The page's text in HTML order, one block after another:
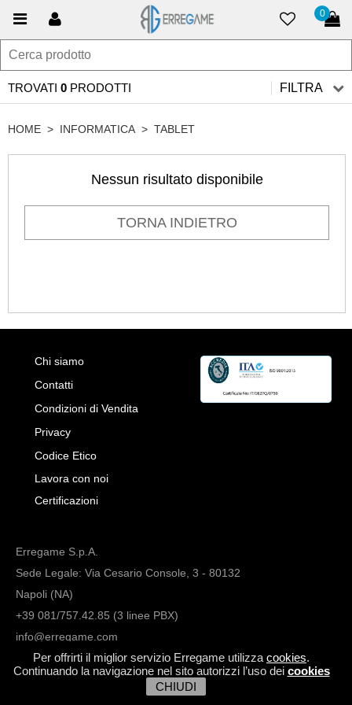
Per offrirti il miglior servizio Erregame utilizza cookies.
Continuando la navigazione nel sito autorizzi l’uso dei cookies
CHIUDI
0
TROVATI 0 PRODOTTI FILTRA
HOME > INFORMATICA > TABLET
Nessun risultato disponibile
TORNA INDIETRO
Chi siamo
Contatti
Condizioni di Vendita
Privacy
Codice Etico
Lavora con noi
Certificazioni
Erregame S.p.A.
Sede Legale: Via Cesario Console, 3 - 80132
Napoli (NA)
+39 081/757.42.85 (3 linee PBX)
info@erregame.com